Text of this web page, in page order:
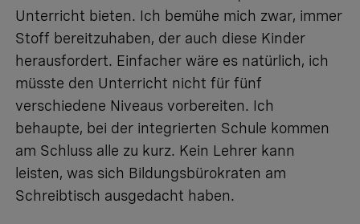
Unterricht bieten. Ich bemühe mich zwar, immer
Stoff bereitzuhaben, der auch diese Kinder
herausfordert. Einfacher wäre es natürlich, ich
müsste den Unterricht nicht für fünf
verschiedene Niveaus vorbereiten. Ich
behaupte, bei der integrierten Schule kommen
am Schluss alle zu kurz. Kein Lehrer kann
leisten, was sich Bildungsbürokraten am
Schreibtisch ausgedacht haben.